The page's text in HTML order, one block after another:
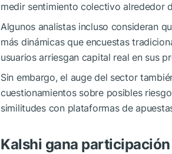
medir sentimiento colectivo alrededor
Algunos analistas incluso consideran
más dinámicas que encuestas
usuarios arriesgan capital real en sus
Sin embargo, el auge del sector
cuestionamientos sobre posibles
similitudes con plataformas de
Kalshi gana